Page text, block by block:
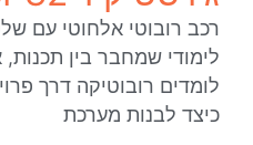
לימודי שמחבר בין
לומדים רובוטיקה דרך
כיצד לבנות מערכת